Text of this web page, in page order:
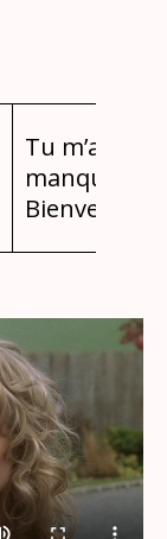
Tu m’as
manqué!
Bienvenue!